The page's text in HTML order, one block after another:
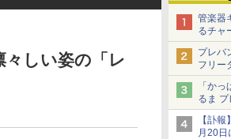
管楽器
るチャ
チュー
プレバ
フリー
再販分
「か
るま
子ども
コラ
【訃
月20日
々しい姿の「レ